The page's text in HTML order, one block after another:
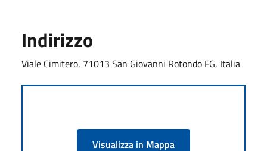
Indirizzo
Viale Cimitero, 71013 San Giovanni Rotondo FG, Italia
Visualizza in Mappa